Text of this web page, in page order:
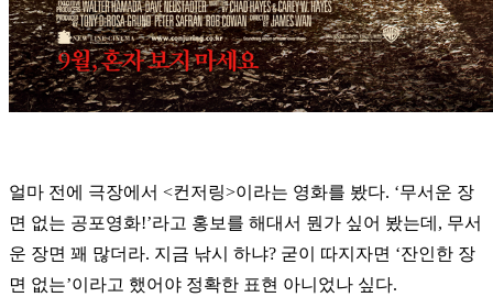
얼마 전에 극장에서 <컨저링>이라는 영화를 봤다. ‘무서운 장
면 없는 공포영화!’라고 홍보를 해대서 뭔가 싶어 봤는데, 무서
운 장면 꽤 많더라. 지금 낚시 하냐? 굳이 따지자면 ‘잔인한 장
면 없는’이라고 했어야 정확한 표현 아니었나 싶다.